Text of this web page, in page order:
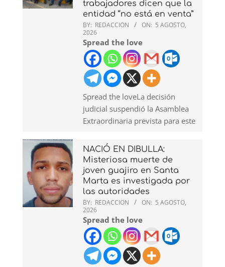
trabajadores dicen que la
entidad “no está en venta”
BY: REDACCION ON: 5 AGOSTO,
2026
Spread the love
Spread the loveLa decisión
judicial suspendió la Asamblea
Extraordinaria prevista para este
NACIÓ EN DIBULLA:
Misteriosa muerte de
joven guajiro en Santa
Marta es investigada por
las autoridades
BY: REDACCION ON: 5 AGOSTO,
2026
Spread the love